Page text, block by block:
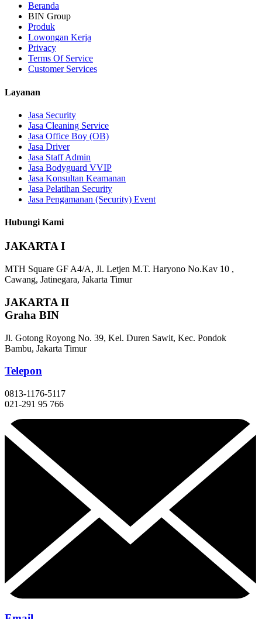
Beranda
BIN Group
Produk
Lowongan Kerja
Privacy
Terms Of Service
Customer Services
Layanan
Jasa Security
Jasa Cleaning Service
Jasa Office Boy (OB)
Jasa Driver
Jasa Staff Admin
Jasa Bodyguard VVIP
Jasa Konsultan Keamanan
Jasa Pelatihan Security
Jasa Pengamanan (Security) Event
Hubungi Kami
JAKARTA I
MTH Square GF A4/A, Jl. Letjen M.T. Haryono No.Kav 10 ,
Cawang, Jatinegara, Jakarta Timur
JAKARTA II
Graha BIN
Jl. Gotong Royong No. 39, Kel. Duren Sawit, Kec. Pondok
Bambu, Jakarta Timur
Telepon
0813-1176-5117
021-291 95 766